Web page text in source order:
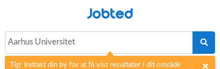
Jobted
Aarhus Universitet
Tip: Indtast din by for at få vist resultater i dit område